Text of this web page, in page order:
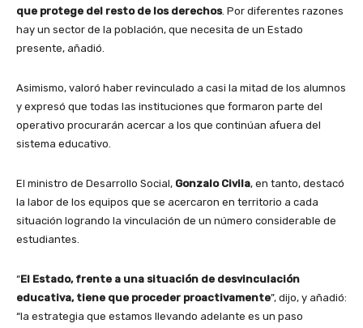
que protege del resto de los derechos. Por diferentes razones
hay un sector de la población, que necesita de un Estado
presente, añadió.
Asimismo, valoró haber revinculado a casi la mitad de los alumnos
y expresó que todas las instituciones que formaron parte del
operativo procurarán acercar a los que continúan afuera del
sistema educativo.
El ministro de Desarrollo Social, Gonzalo Civila, en tanto, destacó
la labor de los equipos que se acercaron en territorio a cada
situación logrando la vinculación de un número considerable de
estudiantes.
“El Estado, frente a una situación de desvinculación
educativa, tiene que proceder proactivamente”, dijo, y añadió:
“la estrategia que estamos llevando adelante es un paso